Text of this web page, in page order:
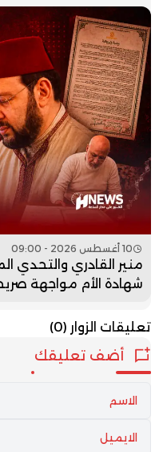
10 أغسطس 2026 - 09:00
منير القادري والتحدي
شهادة الأم مواجهة
تعليقات الزوار (0)
أضف تعليقك